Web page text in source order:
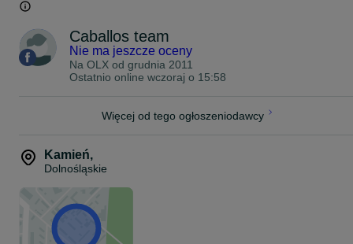
Caballos team
Nie ma jeszcze oceny
Na OLX od grudnia 2011
Ostatnio online wczoraj o 15:58
Więcej od tego ogłoszeniodawcy
Kamień,
Dolnośląskie